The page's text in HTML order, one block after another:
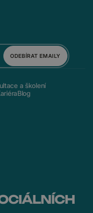
ODEBÍRAT EMAILY
a školení
Blog